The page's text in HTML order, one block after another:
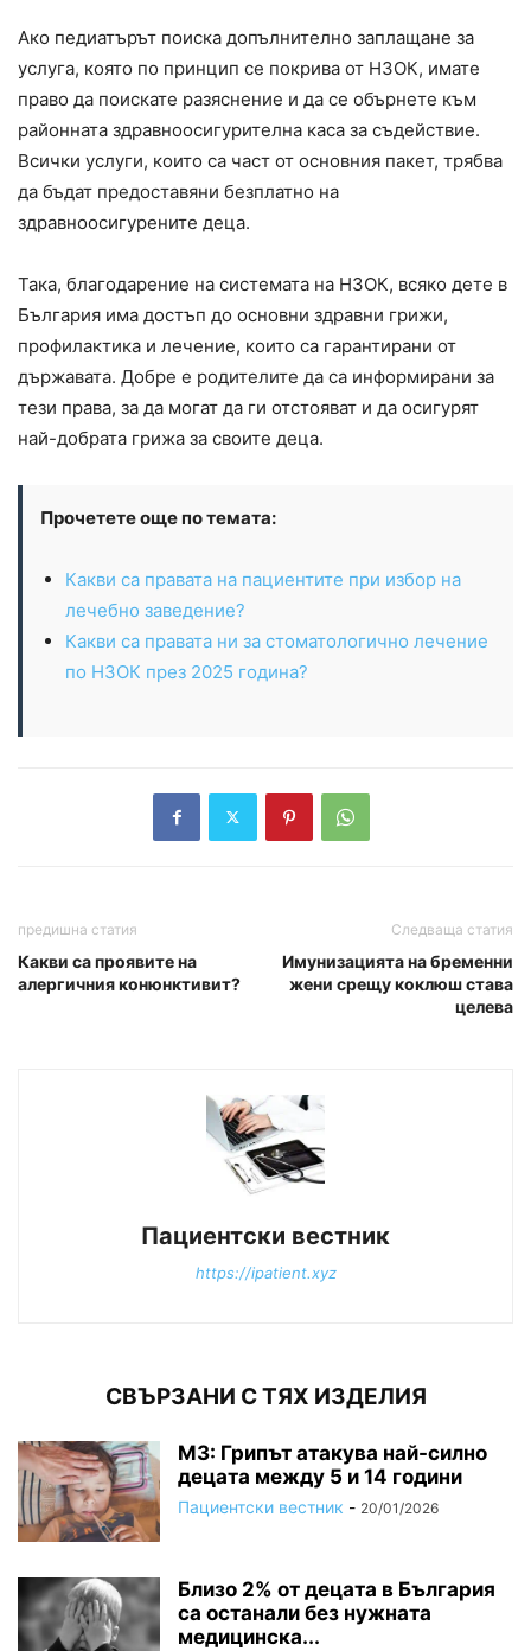
Ако педиатърът поиска допълнително заплащане за
услуга, която по принцип се покрива от НЗОК, имате
право да поискате разяснение и да се обърнете към
районната здравноосигурителна каса за съдействие.
Всички услуги, които са част от основния пакет, трябва
да бъдат предоставяни безплатно на
здравноосигурените деца.
Така, благодарение на системата на НЗОК, всяко дете в
България има достъп до основни здравни грижи,
профилактика и лечение, които са гарантирани от
държавата. Добре е родителите да са информирани за
тези права, за да могат да ги отстояват и да осигурят
най-добрата грижа за своите деца.
Прочетете още по темата:
Какви са правата на пациентите при избор на
лечебно заведение?
Какви са правата ни за стоматологично лечение
по НЗОК през 2025 година?
предишна статия
Какви са проявите на
алергичния конюнктивит?
Следваща статия
Имунизацията на бременни
жени срещу коклюш става
целева
Пациентски вестник
https://ipatient.xyz
СВЪРЗАНИ С ТЯХ ИЗДЕЛИЯ
МЗ: Грипът атакува най-силно
децата между 5 и 14 години
Пациентски вестник - 20/01/2026
Близо 2% от децата в България
са останали без нужната
медицинска...